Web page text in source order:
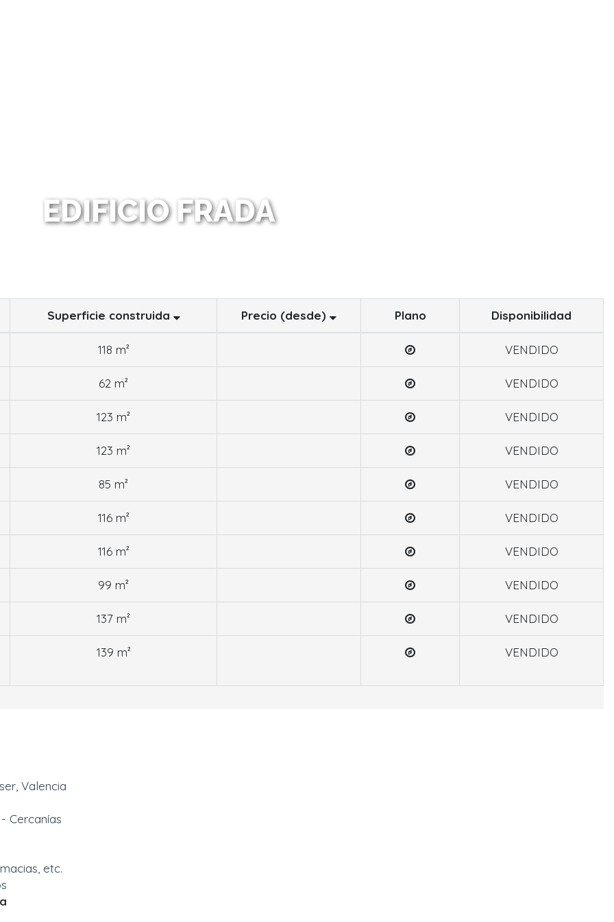
EDIFICIO FRADA
Superficie construida Precio (desde) Plano Disponibilidad
118 m² VENDIDO
62 m² VENDIDO
123 m² VENDIDO
123 m² VENDIDO
85 m² VENDIDO
116 m² VENDIDO
116 m² VENDIDO
99 m² VENDIDO
137 m² VENDIDO
139 m² VENDIDO
Valencia
Cercanías
etc.